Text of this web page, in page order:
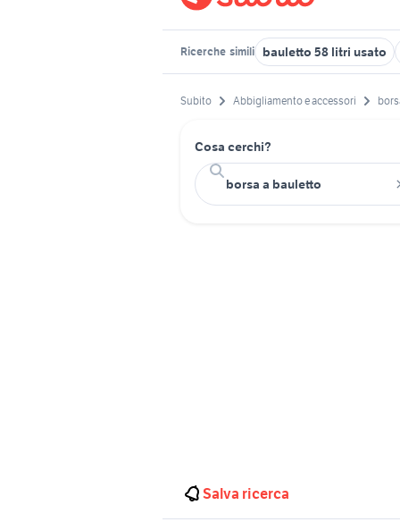
Ricerche simili bauletto 58 litri usato
Subito Abbigliamento e accessori
Cosa cerchi?
Salva ricerca